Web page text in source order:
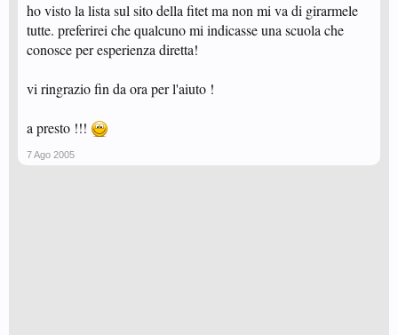
ho visto la lista sul sito della fitet ma non mi va di girarmele
tutte. preferirei che qualcuno mi indicasse una scuola che
conosce per esperienza diretta!
vi ringrazio fin da ora per l'aiuto !
a presto !!!
7 Ago 2005